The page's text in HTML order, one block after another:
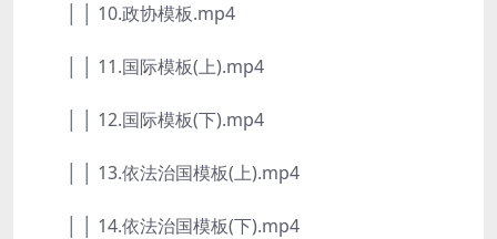
│ │ 10.政协模板.mp4
│ │ 11.国际模板(上).mp4
│ │ 12.国际模板(下).mp4
│ │ 13.依法治国模板(上).mp4
│ │ 14.依法治国模板(下).mp4